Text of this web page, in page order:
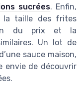
sucrées. Enfin,
la taille des frites
du prix et la
Un lot de
sauce maison,
envie de découvrir